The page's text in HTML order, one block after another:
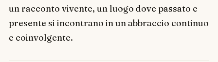
un racconto vivente, un luogo dove passato e
presente si incontrano in un abbraccio continuo
e coinvolgente.